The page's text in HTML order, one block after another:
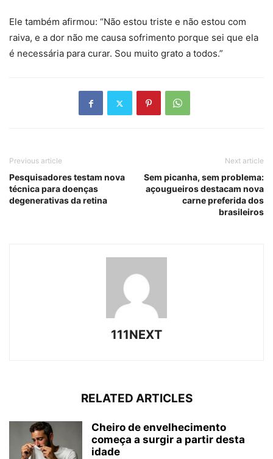
Ele também afirmou: “Não estou triste e não estou com
raiva, e a dor não me causa sofrimento porque sei que ela
é necessária para curar. Sou muito grato a todos.”
Previous article
Pesquisadores testam nova
técnica para doenças
degenerativas da retina
Next article
Sem picanha, sem problema:
açougueiros destacam nova
carne preferida dos
brasileiros
111NEXT
RELATED ARTICLES
Cheiro de envelhecimento
começa a surgir a partir desta
idade